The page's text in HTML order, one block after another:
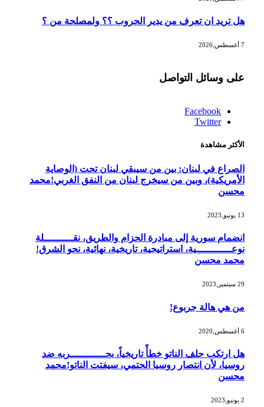
هل تريد ان تعرف من يدير الحروب ؟؟ ولمصلحة من ؟
على وسائل التواصل
Facebook
Twitter
الأكثر مشاهدة
الصراع في لبنان: بين من سيبقي لبنان تحت (الوصاية
الأمريكية)، وبين من سيخرج لبنان من النفق الغربي!محمد
محسن
13 يونيو,2023
انضمام سورية إلى مبادرة الحزام والطريق، نقــــــــــلة
نوعــــــــــــية، استراتيجية، تاريخية، نهائية، نحو الشرق!
محمد محسن
29 سبتمبر,2023
من هي هالة جربوع!
هل ارتكب حلف الناتو خطأً تاريخياً، بحــــــــــــربه ضد
روسيا، لأن انتصار روسيا الحتمي، سيفتت الناتو!محمد
محسن